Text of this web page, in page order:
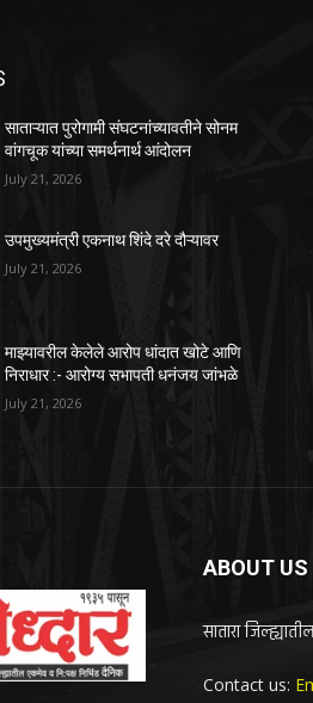
साताऱ्यात पुरोगामी संघटनांच्यावतीने सोनम
वांगचूक यांच्या समर्थनार्थ आंदोलन
July 21, 2026
उपमुख्यमंत्री एकनाथ शिंदे दरे दौऱ्यावर
July 21, 2026
माझ्यावरील केलेले आरोप धांदात खोटे आणि
निराधार :- आरोग्य सभापती धनंजय जांभळे
July 21, 2026
ABOUT US
सातारा
Contact us: